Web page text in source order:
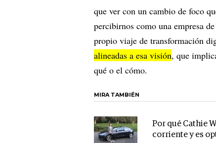
que ver con un cambio de foco
percibirnos como una empresa
propio viaje de transformación
alineadas a esa visión, que
qué o el cómo.
MIRA TAMBIÉN
Por qué Cathie
corriente y es